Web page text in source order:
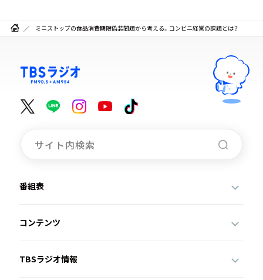
ミニストップの食品消費期限偽装問題から考える。コンビニ経営の課題とは？
番組表
コンテンツ
TBSラジオ情報